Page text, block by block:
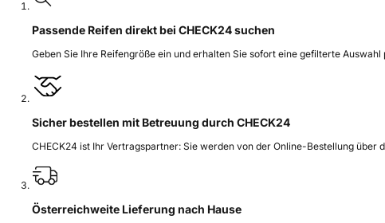
Passende Reifen direkt bei CHECK24 suchen
Geben Sie Ihre Reifengröße ein und erhalten Sie sofort eine gefilterte
Sicher bestellen mit Betreuung durch CHECK24
CHECK24 ist Ihr Vertragspartner: Sie werden von der Online-Bestellung
Österreichweite Lieferung nach Hause